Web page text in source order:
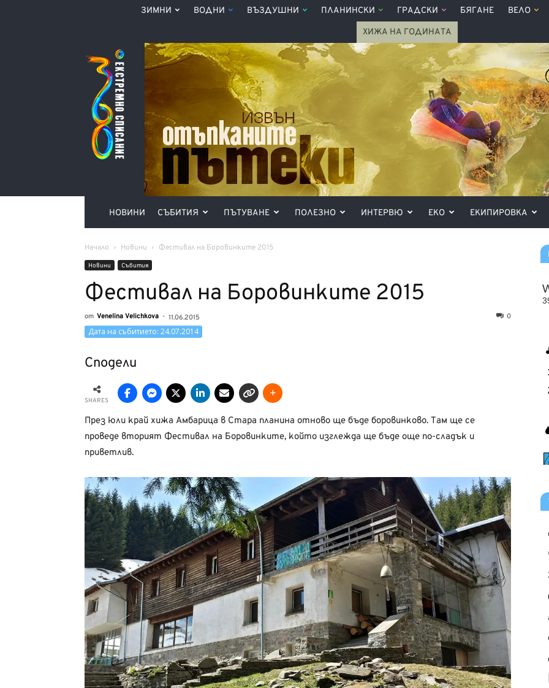
ЗИМНИ ВОДНИ ВЪЗДУШНИ ПЛАНИНСКИ ГРАДСКИ БЯГАНЕ ВЕЛО
ХИЖА НА ГОДИНАТА
Списание
360°
НОВИНИ СЪБИТИЯ ПЪТУВАНЕ ПОЛЕЗНО ИНТЕРВЮ ЕКО ЕКИПИРОВКА
Начало Новини Фестивал на Боровинките 2015
Новини Събития
Фестивал на Боровинките 2015
от Venelina Velichkova - 11.06.2015 0
Дата на събитието: 24.07.2014
Сподели
SHARES
През юли край хижа Амбарица в Стара планина отново ще бъде боровинково. Там ще се
проведе вторият Фестивал на Боровинките, който изглежда ще бъде още по-сладък и
приветлив.